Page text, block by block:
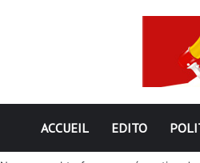
ACCUEIL EDITO